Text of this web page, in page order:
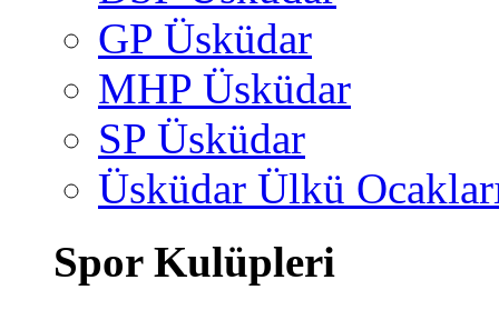
GP Üsküdar
MHP Üsküdar
SP Üsküdar
Üsküdar Ülkü
Spor Kulüpleri